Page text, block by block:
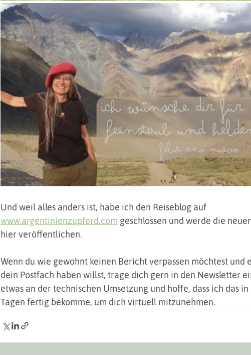
Und weil alles anders ist, habe ich den Reiseblog auf
www.argentinienzupferd.com geschlossen und werde die
hier veröffentlichen.
Wenn du wie gewohnt keinen Bericht verpassen möchtest und
dein Postfach haben willst, trage dich gern in den Newsletter
etwas an der technischen Umsetzung und hoffe, dass ich das
Tagen fertig bekomme, um dich virtuell mitzunehmen.